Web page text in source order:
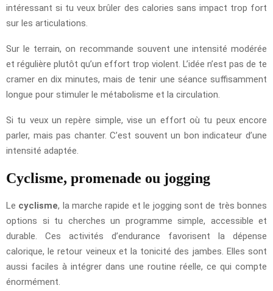
intéressant si tu veux brûler des calories sans impact trop fort
sur les articulations.
Sur le terrain, on recommande souvent une intensité modérée
et régulière plutôt qu’un effort trop violent. L’idée n’est pas de te
cramer en dix minutes, mais de tenir une séance suffisamment
longue pour stimuler le métabolisme et la circulation.
Si tu veux un repère simple, vise un effort où tu peux encore
parler, mais pas chanter. C’est souvent un bon indicateur d’une
intensité adaptée.
Cyclisme, promenade ou jogging
Le cyclisme, la marche rapide et le jogging sont de très bonnes
options si tu cherches un programme simple, accessible et
durable. Ces activités d’endurance favorisent la dépense
calorique, le retour veineux et la tonicité des jambes. Elles sont
aussi faciles à intégrer dans une routine réelle, ce qui compte
énormément.